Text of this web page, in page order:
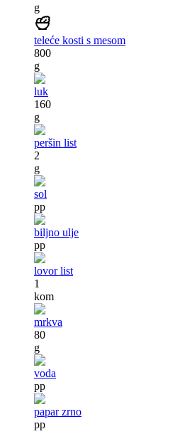
g
teleće kosti s mesom
800
g
luk
160
g
peršin list
2
g
sol
pp
biljno ulje
pp
lovor list
1
kom
mrkva
80
g
voda
pp
papar zrno
pp